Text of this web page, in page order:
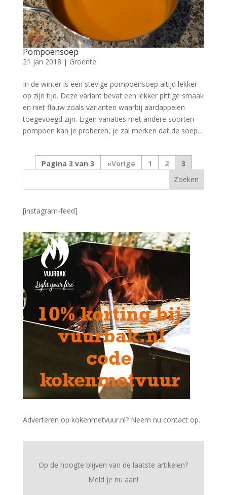
Pompoensoep
21 jan 2018 | Groente
In de winter is een stevige pompoensoep altijd lekker
op zijn tijd. Deze variant bevat een lekker pittige smaak
en niet flauw zoals varianten waarbij aardappelen
toegevoegd zijn. Eigen variaties met andere soorten
pompoen kan je proberen, je zal merken dat de soep...
Pagina 3 van 3 « 1 2 3
[instagram-feed]
Adverteren op kokenmetvuur.nl? Neem nu contact op.
Op de hoogte blijven van de laatste artikelen?
Meld je nu aan!